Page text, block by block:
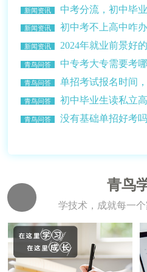
学校？
新闻资讯 中考分流，初中毕
新闻资讯
初中考不上高中咋
何选择学校？
新闻资讯
2024年就业前景好
比较好赚钱多？
青鸟问答
中专考大专需要考
的条件介绍）
青鸟问答
单招考试报名时间
乎升学读大学
青鸟问答 初中毕业生读私立
青鸟问答
没有基础单招好考
青鸟
学技术，成就每一